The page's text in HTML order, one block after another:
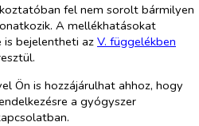
fel nem sorolt bármilyen
A mellékhatásokat
is bejelentheti az V. függelékben
Ön is hozzájárulhat ahhoz, hogy
a gyógyszer